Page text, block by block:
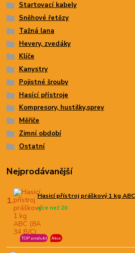
Startovací kabely
Sněhové řetězy
Tažná lana
Hevery, zvedáky
Klíče
Kanystry
Pojistné šrouby
Hasící přístroje
Kompresory, hustilky,sprey
Měřiče
Zimní období
Ostatní
Nejprodávanější
1. Hasicí přístroj práškový 1 kg
více než 20
TOP produkt Akce